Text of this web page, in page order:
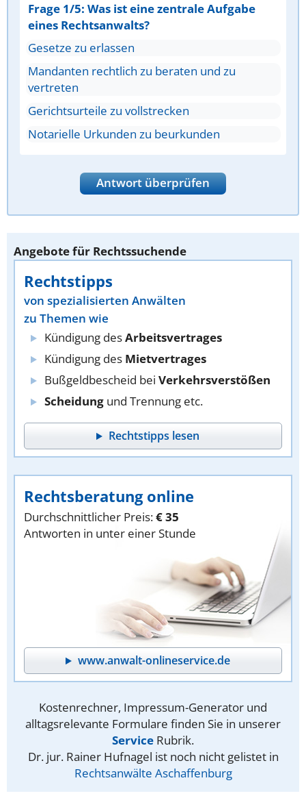
Frage 1/5: Was ist eine zentrale Aufgabe
eines Rechtsanwalts?
Gesetze zu erlassen
Mandanten rechtlich zu beraten und zu
vertreten
Gerichtsurteile zu vollstrecken
Notarielle Urkunden zu beurkunden
Antwort überprüfen
Angebote für Rechtssuchende
Rechtstipps
von spezialisierten Anwälten
zu Themen wie
Kündigung desArbeitsvertrages
Kündigung des Mietvertrages
Bußgeldbescheid bei Verkehrsverstößen
Scheidung und Trennung etc.
Rechtstipps lesen
Rechtsberatung online
Durchschnittlicher Preis:€ 35
Antworten in unter einer Stunde
www.anwalt-onlineservice.de
Kostenrechner, Impressum-Generator und
alltagsrelevante Formulare finden Sie in unserer
Service Rubrik.
Dr. jur. Rainer Hufnagel ist noch nicht gelistet in
Rechtsanwälte Aschaffenburg